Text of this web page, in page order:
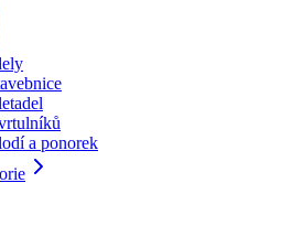
a ponorek